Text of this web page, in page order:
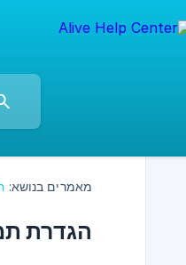
מאמרים בנושא:
הגדרת